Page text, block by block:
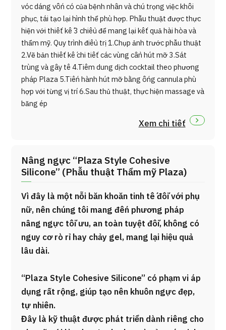
vóc dáng vốn có của bệnh nhân và chú trọng việc khôi
phục, tái tạo lại hình thể phù hợp. Phẫu thuật được thực
hiện với thiết kế 3 chiều để mang lại kết quả hài hòa và
thẩm mỹ. Quy trình điều trị 1.Chụp ảnh trước phẫu thuật
2.Vẽ bản thiết kế chi tiết các vùng cần hút mỡ 3.Sát
trùng và gây tê 4.Tiêm dung dịch cocktail theo phương
pháp Plaza 5.Tiến hành hút mỡ bằng ống cannula phù
hợp với từng vị trí 6.Sau thủ thuật, thực hiện massage và
băng ép
Xem chi tiết
Nâng ngực “Plaza Style Cohesive
Silicone” (Phẫu thuật Thẩm mỹ Plaza)
Vì đây là một nỗi băn khoăn tinh tế đối với phụ
nữ, nên chúng tôi mang đến phương pháp
nâng ngực tối ưu, an toàn tuyệt đối, không có
nguy cơ rò rỉ hay chảy gel, mang lại hiệu quả
lâu dài.
“Plaza Style Cohesive Silicone” có phạm vi áp
dụng rất rộng, giúp tạo nên khuôn ngực đẹp,
tự nhiên.
Đây là kỹ thuật được phát triển dành riêng cho